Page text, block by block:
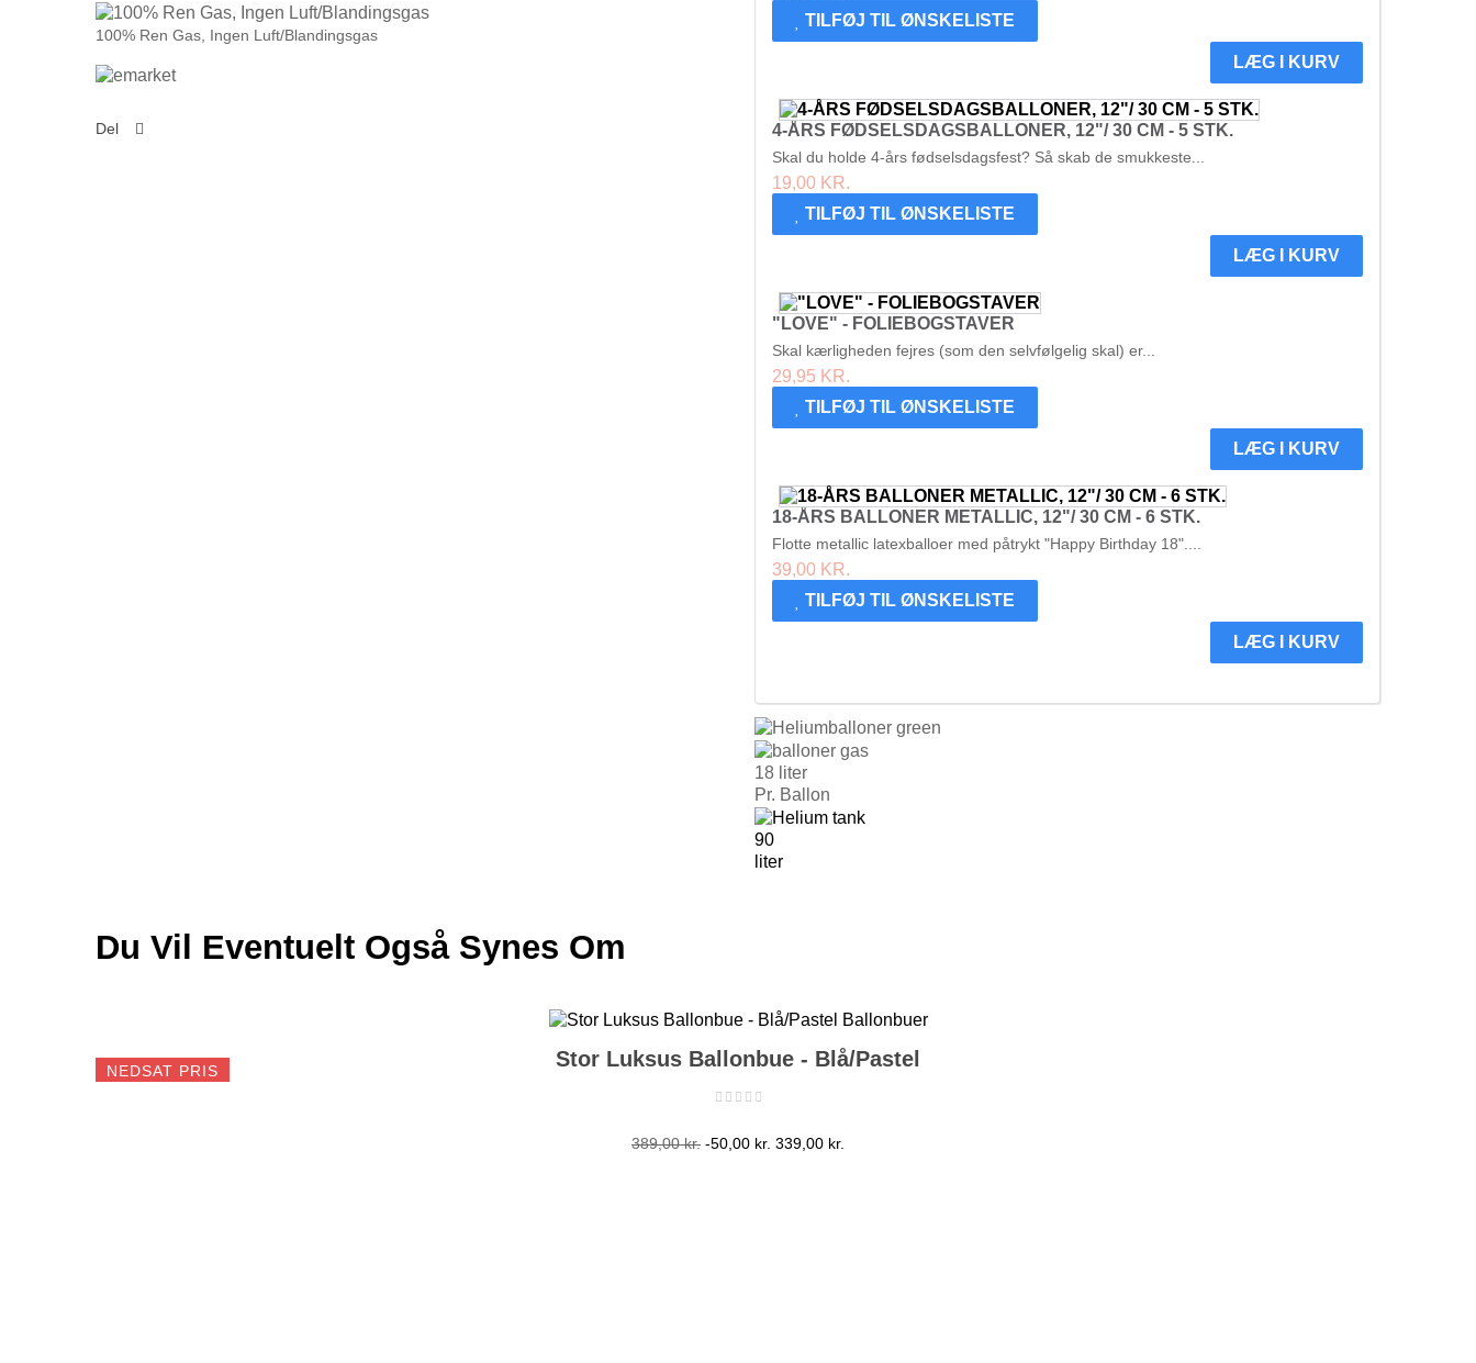
100% Ren Gas, Ingen Luft/Blandingsgas
Del
TILFØJ TIL ØNSKELISTE
LÆG I KURV
4-ÅRS FØDSELSDAGSBALLONER, 12"/ 30 CM - 5 STK.
Skal du holde 4-års fødselsdagsfest? Så skab de smukkeste...
19,00 KR.
TILFØJ TIL ØNSKELISTE
LÆG I KURV
"LOVE" - FOLIEBOGSTAVER
Skal kærligheden fejres (som den selvfølgelig skal) er...
29,95 KR.
TILFØJ TIL ØNSKELISTE
LÆG I KURV
18-ÅRS BALLONER METALLIC, 12"/ 30 CM - 6 STK.
Flotte metallic latexballoer med påtrykt "Happy Birthday 18"....
39,00 KR.
TILFØJ TIL ØNSKELISTE
LÆG I KURV
18 liter
Pr. Ballon
90
liter
Du Vil Eventuelt Også Synes Om
NEDSAT PRIS
Stor Luksus Ballonbue - Blå/Pastel
Normalpris
389,00 kr. -50,00 kr. Pris
339,00 kr.